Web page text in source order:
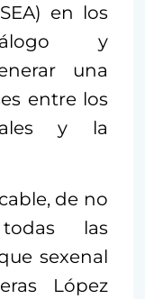
en los
y
una
entre los
y la
de no
las
sexenal
López